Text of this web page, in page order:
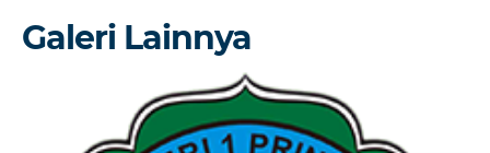
Galeri Lainnya